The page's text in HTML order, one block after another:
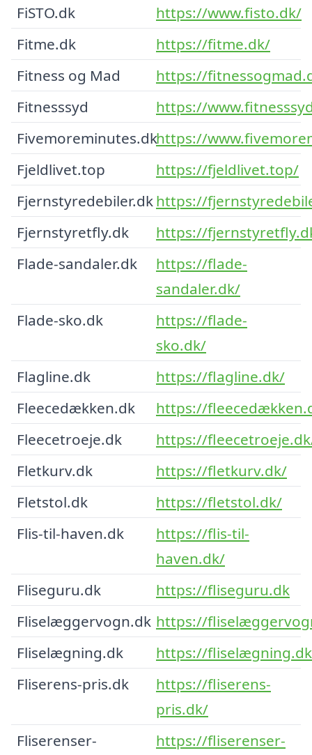
FiSTO.dk
https://www.fisto.dk/
Fitme.dk
https://fitme.dk/
Fitness og Mad
https://
Fitnesssyd
https://
Fivemoreminutes.dkhttps://
Fjeldlivet.top
https://fjeldlivet.top/
Fjernstyredebiler.dkhttps://
Fjernstyretfly.dk
https://
Flade-sandaler.dk
https://flade-
sandaler.dk/
Flade-sko.dk
https://flade-
sko.dk/
Flagline.dk
https://flagline.dk/
Fleecedækken.dk
https://
Fleecetroeje.dk
https://
Fletkurv.dk
https://fletkurv.dk/
Fletstol.dk
https://fletstol.dk/
Flis-til-haven.dk
https://flis-til-
haven.dk/
Fliseguru.dk
https://fliseguru.dk
Fliselæggervogn.dk https://
Fliselægning.dk
https://
Fliserens-pris.dk
https://fliserens-
pris.dk/
Fliserenser-
https://fliserenser-